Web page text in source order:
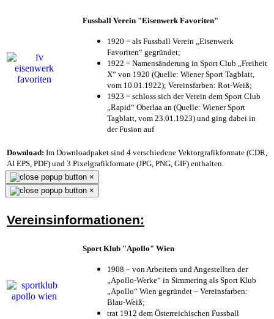
Fussball Verein "Eisenwerk Favoriten"
1920 = als Fussball Verein „Eisenwerk
Favoriten“ gegründet;
1922 = Namensänderung in Sport Club „Freiheit
X“ von 1920 (Quelle: Wiener Sport Tagblatt,
vom 10.01.1922); Vereinsfarben: Rot-Weiß;
1923 = schloss sich der Verein dem Sport Club
„Rapid“ Oberlaa an (Quelle: Wiener Sport
Tagblatt, vom 23.01.1923) und ging dabei in
der Fusion auf
Download: Im Downloadpaket sind 4 verschiedene Vektorgrafikformate (CDR,
AI EPS, PDF) und 3 Pixelgrafikformate (JPG, PNG, GIF) enthalten.
×
×
Vereinsinformationen:
Sport Klub "Apollo" Wien
1908 – von Arbeitern und Angestellten der
„Apollo-Werke“ in Simmering als Sport Klub
„Apollo“ Wien gegründet – Vereinsfarben:
Blau-Weiß;
trat 1912 dem Österreichischen Fussball